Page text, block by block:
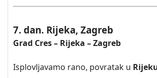
7. dan. Rijeka, Zagreb
Grad Cres – Rijeka – Zagreb
Isplovljavamo rano, povratak u